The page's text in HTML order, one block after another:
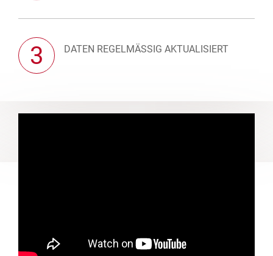
3 DATEN REGELMÄSSIG AKTUALISIERT